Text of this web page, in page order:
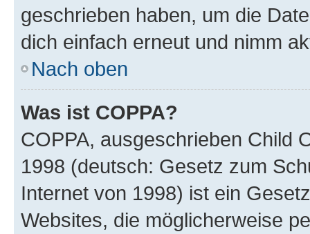
geschrieben haben, um die
dich einfach erneut und nimm
Nach oben
Was ist COPPA?
COPPA, ausgeschrieben Child
1998 (deutsch: Gesetz zum
Internet von 1998) ist ein
Websites, die möglicherweise